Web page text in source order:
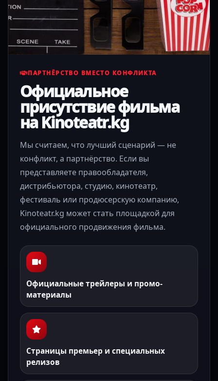
ПАРТНЁРСТВО ВМЕСТО КОНФЛИКТА
Официальное
присутствие фильма
на Kinoteatr.kg
Мы считаем, что лучший сценарий — не
конфликт, а партнёрство. Если вы
представляете правообладателя,
дистрибьютора, студию, кинотеатр,
фестиваль или продюсерскую компанию,
Kinoteatr.kg может стать площадкой для
официального продвижения фильма.
Официальные трейлеры и промо-
материалы
Страницы премьер и специальных
релизов